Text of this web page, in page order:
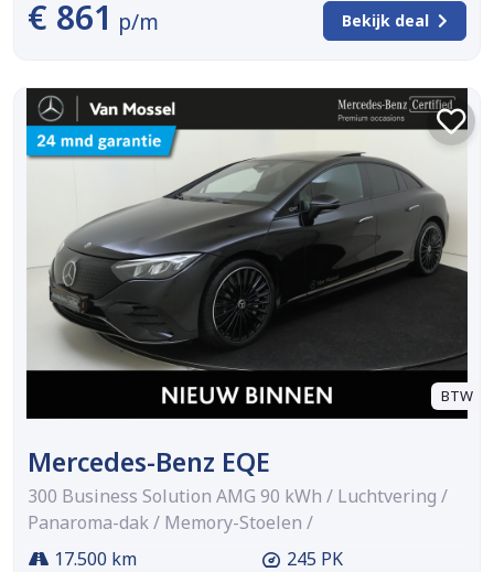
€ 861 p/m Bekijk deal
BTW
Mercedes-Benz EQE
300 Business Solution AMG 90 kWh / Luchtvering /
Panaroma-dak / Memory-Stoelen /
17.500 km
245 PK